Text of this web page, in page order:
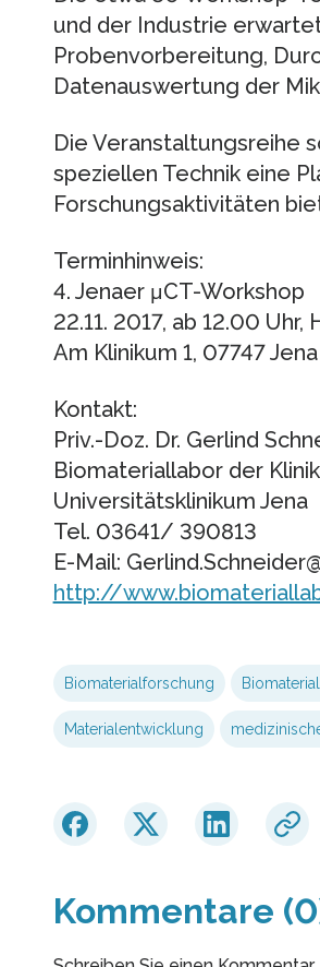
und der Industrie
Probenvorbereitung,
Datenauswertung der
Die Veranstaltungsreihe
speziellen Technik eine
Forschungsaktivitäten
Terminhinweis:
4. Jenaer μCT-Workshop
22.11. 2017, ab 12.00
Am Klinikum 1, 07747 Jena
Kontakt:
Priv.-Doz. Dr. Gerlind
Biomateriallabor der
Universitätsklinikum Jena
Tel. 03641/ 390813
E-Mail:
http://
Biomaterialforschung
Materialentwicklung
Kommentare